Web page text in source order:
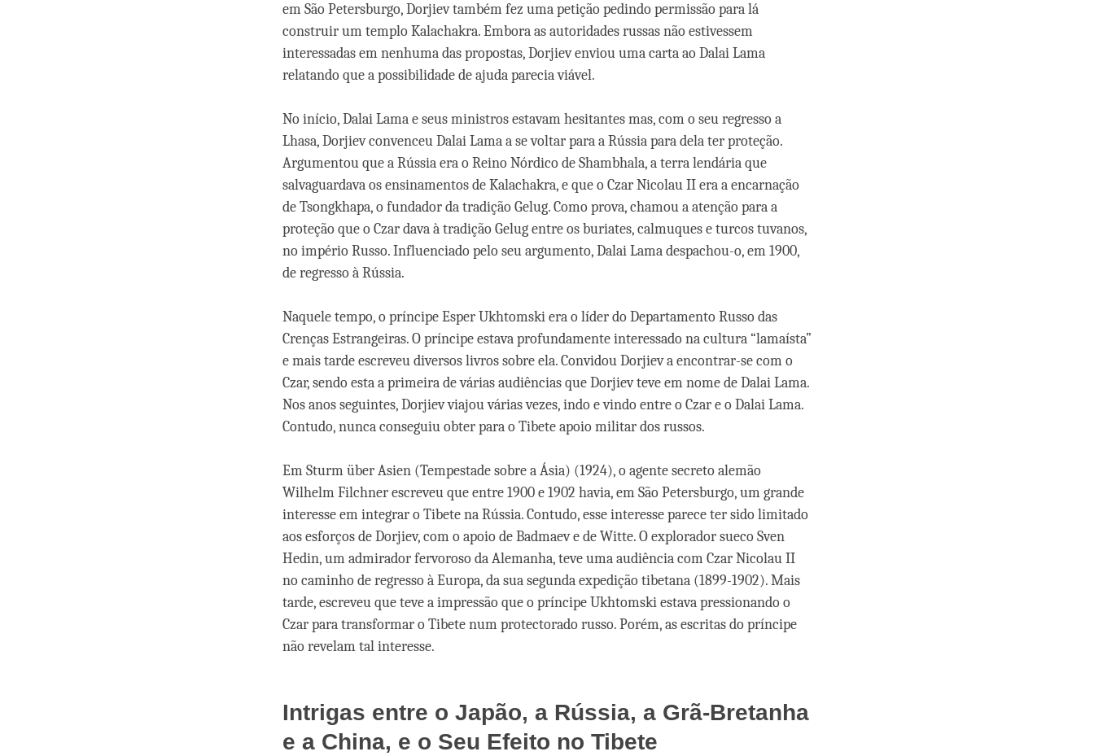
em São Petersburgo, Dorjiev também fez uma petição pedindo permissão para lá
construir um templo Kalachakra. Embora as autoridades russas não estivessem
interessadas em nenhuma das propostas, Dorjiev enviou uma carta ao Dalai Lama
relatando que a possibilidade de ajuda parecia viável.
No início, Dalai Lama e seus ministros estavam hesitantes mas, com o seu regresso a
Lhasa, Dorjiev convenceu Dalai Lama a se voltar para a Rússia para dela ter proteção.
Argumentou que a Rússia era o Reino Nórdico de Shambhala, a terra lendária que
salvaguardava os ensinamentos de Kalachakra, e que o Czar Nicolau II era a encarnação
de Tsongkhapa, o fundador da tradição Gelug. Como prova, chamou a atenção para a
proteção que o Czar dava à tradição Gelug entre os buriates, calmuques e turcos tuvanos,
no império Russo. Influenciado pelo seu argumento, Dalai Lama despachou-o, em 1900,
de regresso à Rússia.
Naquele tempo, o príncipe Esper Ukhtomski era o líder do Departamento Russo das
Crenças Estrangeiras. O príncipe estava profundamente interessado na cultura “lamaísta”
e mais tarde escreveu diversos livros sobre ela. Convidou Dorjiev a encontrar-se com o
Czar, sendo esta a primeira de várias audiências que Dorjiev teve em nome de Dalai Lama.
Nos anos seguintes, Dorjiev viajou várias vezes, indo e vindo entre o Czar e o Dalai Lama.
Contudo, nunca conseguiu obter para o Tibete apoio militar dos russos.
Em Sturm über Asien (Tempestade sobre a Ásia) (1924), o agente secreto alemão
Wilhelm Filchner escreveu que entre 1900 e 1902 havia, em São Petersburgo, um grande
interesse em integrar o Tibete na Rússia. Contudo, esse interesse parece ter sido limitado
aos esforços de Dorjiev, com o apoio de Badmaev e de Witte. O explorador sueco Sven
Hedin, um admirador fervoroso da Alemanha, teve uma audiência com Czar Nicolau II
no caminho de regresso à Europa, da sua segunda expedição tibetana (1899-1902). Mais
tarde, escreveu que teve a impressão que o príncipe Ukhtomski estava pressionando o
Czar para transformar o Tibete num protectorado russo. Porém, as escritas do príncipe
não revelam tal interesse.
Intrigas entre o Japão, a Rússia, a Grã-Bretanha
e a China, e o Seu Efeito no Tibete